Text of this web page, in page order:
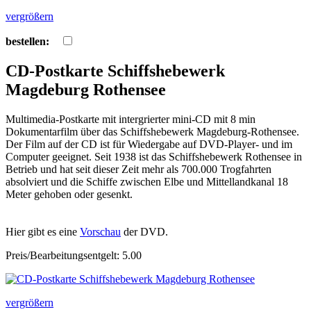
vergrößern
bestellen:
CD-Postkarte Schiffshebewerk
Magdeburg Rothensee
Multimedia-Postkarte mit intergrierter mini-CD mit 8 min
Dokumentarfilm über das Schiffshebewerk Magdeburg-Rothensee.
Der Film auf der CD ist für Wiedergabe auf DVD-Player- und im
Computer geeignet. Seit 1938 ist das Schiffshebewerk Rothensee in
Betrieb und hat seit dieser Zeit mehr als 700.000 Trogfahrten
absolviert und die Schiffe zwischen Elbe und Mittellandkanal 18
Meter gehoben oder gesenkt.
Hier gibt es eine Vorschau der DVD.
Preis/Bearbeitungsentgelt: 5.00
vergrößern